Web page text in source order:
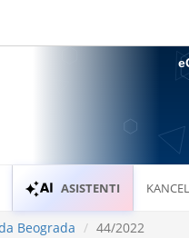
ASISTENTI
Beograda 44/2022